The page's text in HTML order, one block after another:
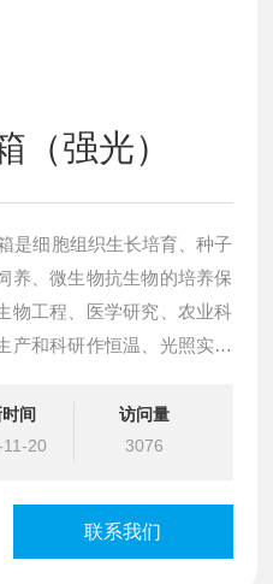
（强光）
是细胞组织生长培育、种子
养、微生物抗生物的培养保
物工程、医学研究、农业科
产和科研作恒温、光照实验
间
20
访问量
3076
联系我们